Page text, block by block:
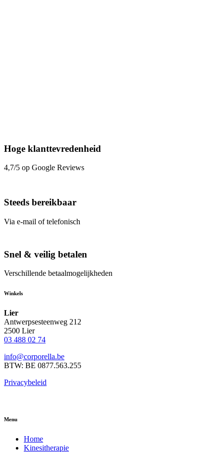
Hoge klanttevredenheid
4,7/5 op Google Reviews
Steeds bereikbaar
Via e-mail of telefonisch
Snel & veilig betalen
Verschillende betaalmogelijkheden
Winkels
Lier
Antwerpsesteenweg 212
2500 Lier
03 488 02 74
info@corporella.be
BTW: BE 0877.563.255
Privacybeleid
Menu
Home
Kinesitherapie